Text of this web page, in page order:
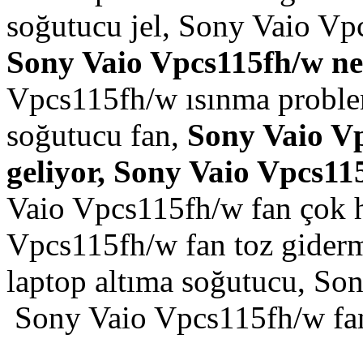
soğutucu jel, Sony Vaio
Sony Vaio Vpcs115fh/w
Vpcs115fh/w ısınma
soğutucu fan, Sony Vaio
geliyor, Sony Vaio
Vaio Vpcs115fh/w fan çok
Vpcs115fh/w fan toz
laptop altıma soğutucu,
Sony Vaio Vpcs115fh/w